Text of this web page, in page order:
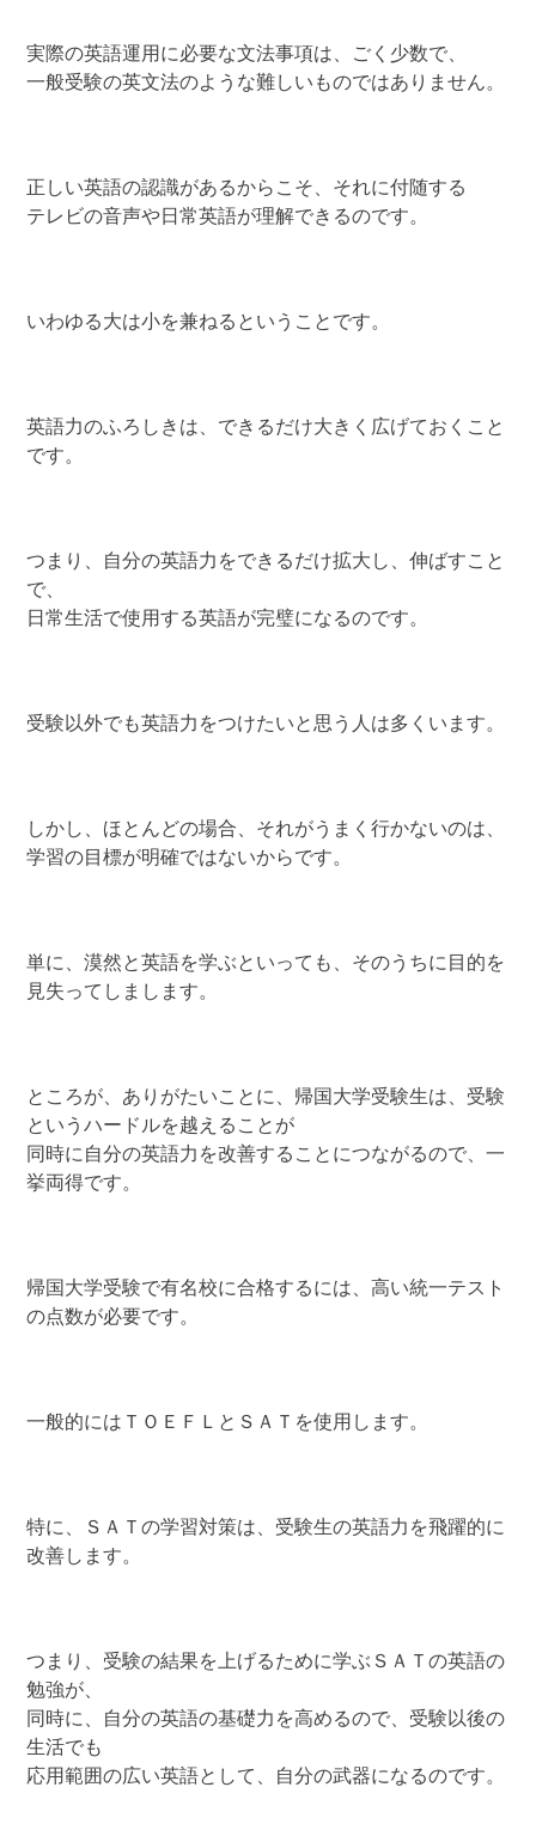
実際の英語運用に必要な文法事項は、ごく少数で、
一般受験の英文法のような難しいものではありません。
正しい英語の認識があるからこそ、それに付随する
テレビの音声や日常英語が理解できるのです。
いわゆる大は小を兼ねるということです。
英語力のふろしきは、できるだけ大きく広げておくこと
です。
つまり、自分の英語力をできるだけ拡大し、伸ばすこと
で、
日常生活で使用する英語が完璧になるのです。
受験以外でも英語力をつけたいと思う人は多くいます。
しかし、ほとんどの場合、それがうまく行かないのは、
学習の目標が明確ではないからです。
単に、漠然と英語を学ぶといっても、そのうちに目的を
見失ってしまします。
ところが、ありがたいことに、帰国大学受験生は、受験
というハードルを越えることが
同時に自分の英語力を改善することにつながるので、一
挙両得です。
帰国大学受験で有名校に合格するには、高い統一テスト
の点数が必要です。
一般的にはＴＯＥＦＬとＳＡＴを使用します。
特に、ＳＡＴの学習対策は、受験生の英語力を飛躍的に
改善します。
つまり、受験の結果を上げるために学ぶＳＡＴの英語の
勉強が、
同時に、自分の英語の基礎力を高めるので、受験以後の
生活でも
応用範囲の広い英語として、自分の武器になるのです。